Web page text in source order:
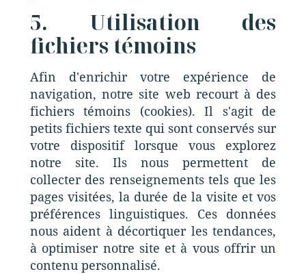
5. Utilisation des
fichiers témoins
Afin d'enrichir votre expérience de
navigation, notre site web recourt à des
fichiers témoins (cookies). Il s'agit de
petits fichiers texte qui sont conservés sur
votre dispositif lorsque vous explorez
notre site. Ils nous permettent de
collecter des renseignements tels que les
pages visitées, la durée de la visite et vos
préférences linguistiques. Ces données
nous aident à décortiquer les tendances,
à optimiser notre site et à vous offrir un
contenu personnalisé.